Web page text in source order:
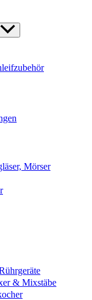
Mörser
& Mixstäbe